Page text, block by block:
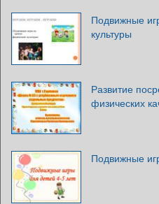
Подвижные
культуры
Развитие
физических
Подвижные